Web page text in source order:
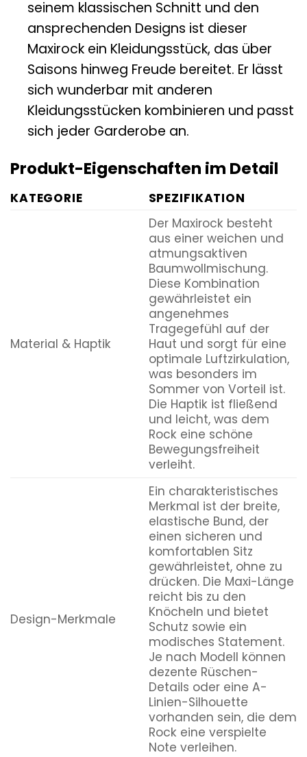
seinem klassischen Schnitt und den
ansprechenden Designs ist dieser
Maxirock ein Kleidungsstück, das über
Saisons hinweg Freude bereitet. Er lässt
sich wunderbar mit anderen
Kleidungsstücken kombinieren und passt
sich jeder Garderobe an.
Produkt-Eigenschaften im Detail
KATEGORIE SPEZIFIKATION
Material & Haptik
Der Maxirock besteht
aus einer weichen und
atmungsaktiven
Baumwollmischung.
Diese Kombination
gewährleistet ein
angenehmes
Tragegefühl auf der
Haut und sorgt für eine
optimale Luftzirkulation,
was besonders im
Sommer von Vorteil ist.
Die Haptik ist fließend
und leicht, was dem
Rock eine schöne
Bewegungsfreiheit
verleiht.
Design-Merkmale
Ein charakteristisches
Merkmal ist der breite,
elastische Bund, der
einen sicheren und
komfortablen Sitz
gewährleistet, ohne zu
drücken. Die Maxi-Länge
reicht bis zu den
Knöcheln und bietet
Schutz sowie ein
modisches Statement.
Je nach Modell können
dezente Rüschen-
Details oder eine A-
Linien-Silhouette
vorhanden sein, die dem
Rock eine verspielte
Note verleihen.